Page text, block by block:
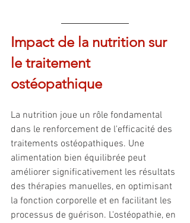
Impact de la nutrition sur
le traitement
ostéopathique
La nutrition joue un rôle fondamental
dans le renforcement de l'efficacité des
traitements ostéopathiques. Une
alimentation bien équilibrée peut
améliorer significativement les résultats
des thérapies manuelles, en optimisant
la fonction corporelle et en facilitant les
processus de guérison. L'ostéopathie, en